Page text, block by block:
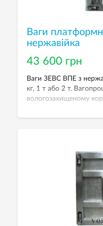
Ваги
нержавійка
43 600 грн
Ваги ЗЕВС ВПЕ з
кг, 1 т або 2 т.
вологозахищеному